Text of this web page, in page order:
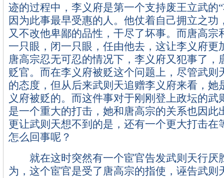
迹的过程中，李义府是第一个支持废王立武的
因为此事最早受惠的人。他仗着自己拥立之功
又不改他卑鄙的品性，干尽了坏事。而唐高宗
一只眼，闭一只眼，任由他去，这让李义府更
唐高宗忍无可忍的情况下，李义府又犯事了，
贬官。而在李义府被贬这个问题上，尽管武则
的态度，但从后来武则天追赠李义府来看，她
义府被贬的。而这件事对于刚刚登上政坛的武
是一个重大的打击，她和唐高宗的关系也因此
更让武则天想不到的是，还有一个更大打击在
怎么回事呢？
就在这时突然有一个宦官告发武则天行厌
为，这个宦官是受了唐高宗的指使，诬告武则